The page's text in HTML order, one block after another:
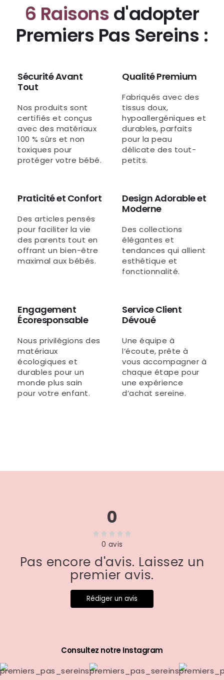
6 Raisonsd'adopter
Premiers Pas Sereins :
Sécurité Avant
Tout
Nos produits sont
certifiés et conçus
avec des matériaux
100 % sûrs et non
toxiques pour
protéger votre bébé.
Qualité Premium
Fabriqués avec des
tissus doux,
hypoallergéniques et
durables, parfaits
pour la peau
délicate des tout-
petits.
Praticité et Confort
Des articles pensés
pour faciliter la vie
des parents tout en
offrant un bien-être
maximal aux bébés.
Design Adorable et
Moderne
Des collections
élégantes et
tendances qui allient
esthétique et
fonctionnalité.
Engagement
Écoresponsable
Nous privilégions des
matériaux
écologiques et
durables pour un
monde plus sain
pour votre enfant.
Service Client
Dévoué
Une équipe à
l’écoute, prête à
vous accompagner à
chaque étape pour
une expérience
d’achat sereine.
0
0 avis
Pas encore d'avis. Laissez un
premier avis.
Rédiger un avis
Consultez notre Instagram